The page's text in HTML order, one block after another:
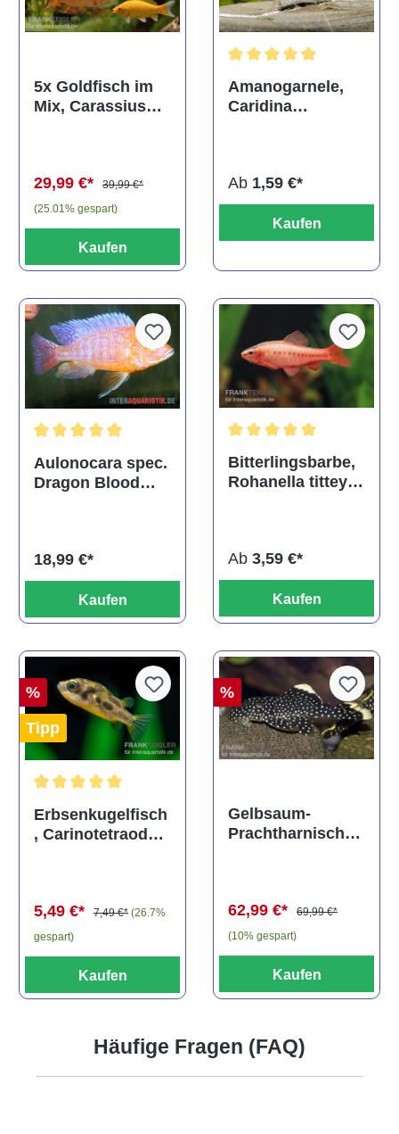
5x Goldfisch im
Mix, Carassius
29,99 €*
39,99 €*
(25.01% gespart)
Kaufen
Amanogarnele,
Caridina
Ab 1,59 €*
Kaufen
Durchschnittliche Bewertung von 5 von 5 Sternen
Aulonocara spec.
Dragon Blood
18,99 €*
Kaufen
Bitterlingsbarbe,
Rohanella titteya,
Ab 3,59 €*
Kaufen
%
Tipp
Durchschnittliche Bewertung von 5 von 5 Sternen
Erbsenkugelfisch
, Carinotetraodon
5,49 €* 7,49 €* (26.7%
gespart)
Kaufen
%
Gelbsaum-
Prachtharnischw
62,99 €*
69,99 €*
(10% gespart)
Kaufen
Häufige Fragen (FAQ)